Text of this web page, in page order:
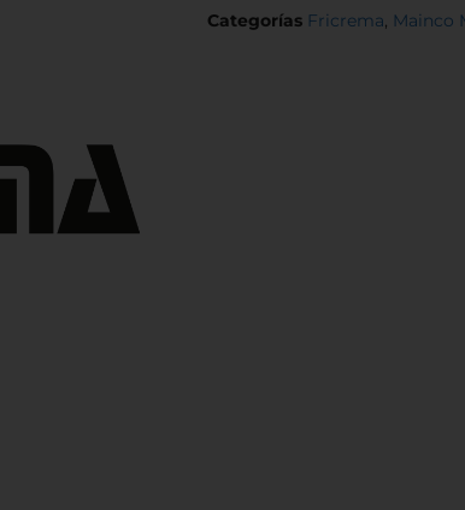
Categorías Fricrema, Mainco